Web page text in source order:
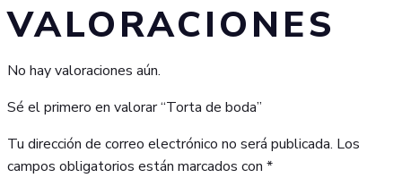
VALORACIONES
No hay valoraciones aún.
Sé el primero en valorar “Torta de boda”
Tu dirección de correo electrónico no será publicada. Los
campos obligatorios están marcados con *